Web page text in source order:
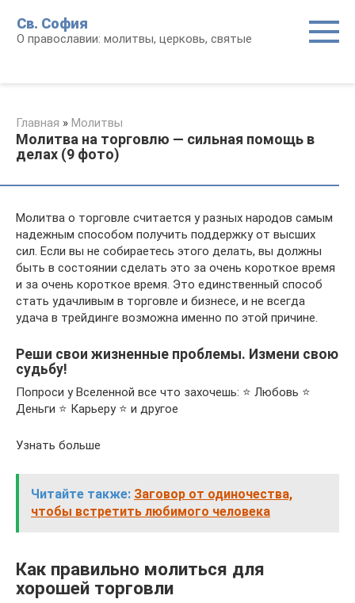
контенту
Св. София
О православии: молитвы, церковь, святые
Главная » Молитвы
Молитва на торговлю — сильная помощь в
делах (9 фото)
Молитва о торговле считается у разных народов самым
надежным способом получить поддержку от высших
сил. Если вы не собираетесь этого делать, вы должны
быть в состоянии сделать это за очень короткое время
и за очень короткое время. Это единственный способ
стать удачливым в торговле и бизнесе, и не всегда
удача в трейдинге возможна именно по этой причине.
Реши свои жизненные проблемы. Измени свою
судьбу!
Попроси у Вселенной все что захочешь: ⭐ Любовь ⭐
Деньги ⭐ Карьеру ⭐ и другое
Узнать больше
Читайте также: Заговор от одиночества,
чтобы встретить любимого человека
Как правильно молиться для
хорошей торговли